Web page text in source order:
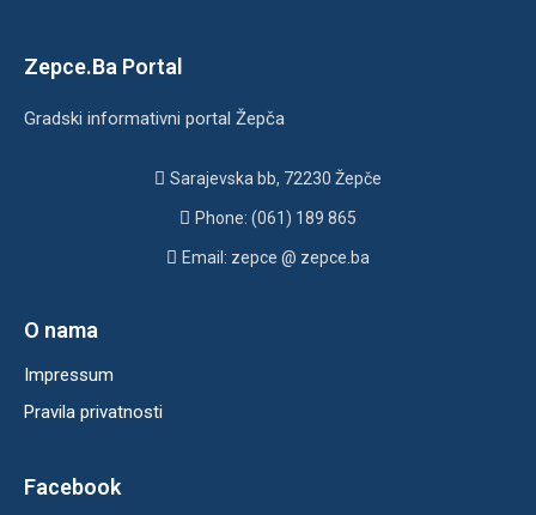
Zepce.Ba Portal
Gradski informativni portal Žepča
Sarajevska bb, 72230 Žepče
Phone: (061) 189 865
Email: zepce @ zepce.ba
O nama
Impressum
Pravila privatnosti
Facebook